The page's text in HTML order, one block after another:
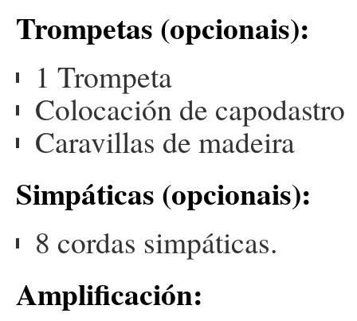
Trompetas (opcionais):
1 Trompeta
Colocación de capodastro
Caravillas de madeira
Simpáticas (opcionais):
8 cordas simpáticas.
Amplificación: